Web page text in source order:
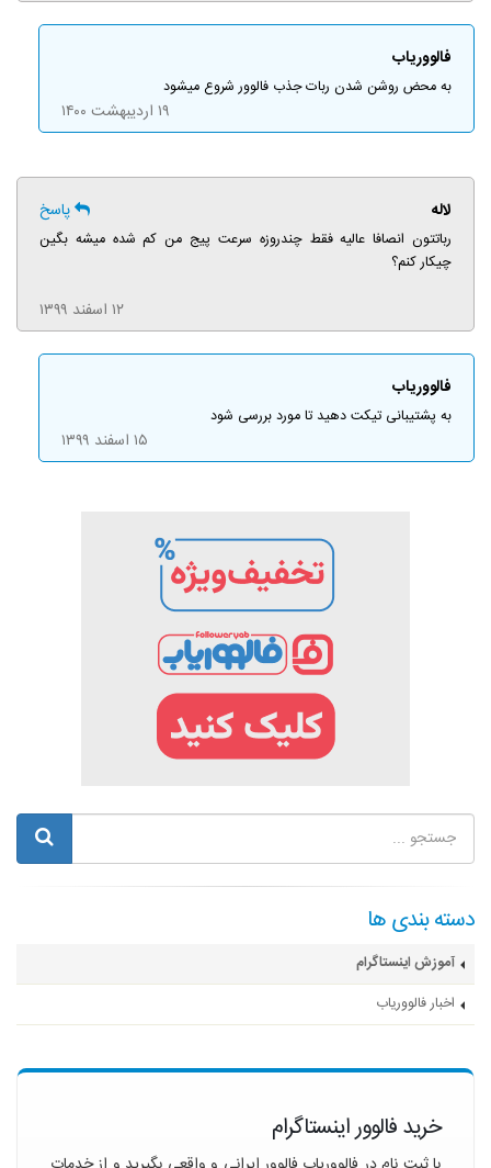
فالووریاب
به محض روشن شدن ربات جذب فالوور شروع میشود
۱۹ اردیبهشت ۱۴۰۰
لاله پاسخ
رباتتون انصافا عالیه فقط چندروزه سرعت پیج من کم شده میشه بگین
چیکار کنم؟
۱۲ اسفند ۱۳۹۹
فالووریاب
به پشتیبانی تیکت دهید تا مورد بررسی شود
۱۵ اسفند ۱۳۹۹
دسته بندی ها
آموزش اینستاگرام
اخبار فالووریاب
خرید فالوور اینستاگرام